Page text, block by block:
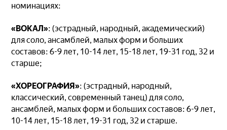
номинациях:
«ВОКАЛ»: (эстрадный, народный, академический)
для соло, ансамблей, малых форм и больших
составов: 6-9 лет, 10-14 лет, 15-18 лет, 19-31 год, 32 и
старше;
«ХОРЕОГРАФИЯ»: (эстрадный, народный,
классический, современный танец) для соло,
ансамблей, малых форм и больших составов: 6-9 лет,
10-14 лет, 15-18 лет, 19-31 год, 32 и старше.